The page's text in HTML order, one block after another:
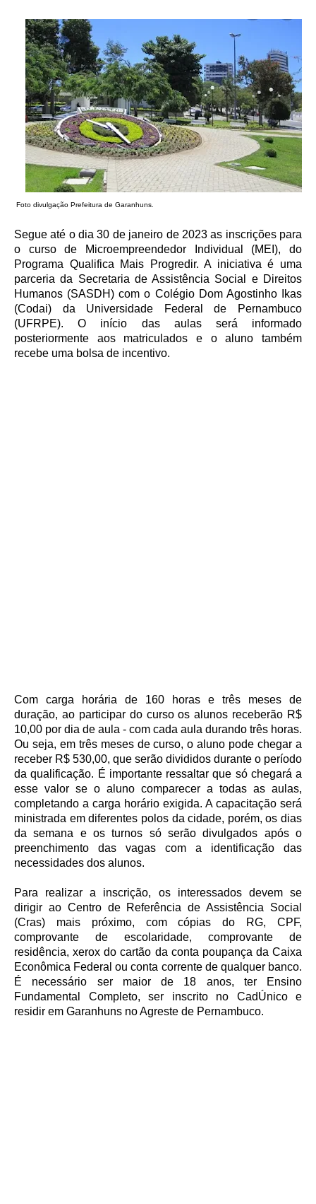
Foto divulgação Prefeitura de Garanhuns.
Segue até o dia 30 de janeiro de 2023 as inscrições para
o curso de Microempreendedor Individual (MEI), do
Programa Qualifica Mais Progredir. A iniciativa é uma
parceria da Secretaria de Assistência Social e Direitos
Humanos (SASDH) com o Colégio Dom Agostinho Ikas
(Codai) da Universidade Federal de Pernambuco
(UFRPE). O início das aulas será informado
posteriormente aos matriculados e o aluno também
recebe uma bolsa de incentivo.
Com carga horária de 160 horas e três meses de
duração, ao participar do curso os alunos receberão R$
10,00 por dia de aula - com cada aula durando três horas.
Ou seja, em três meses de curso, o aluno pode chegar a
receber R$ 530,00, que serão divididos durante o período
da qualificação. É importante ressaltar que só chegará a
esse valor se o aluno comparecer a todas as aulas,
completando a carga horário exigida. A capacitação será
ministrada em diferentes polos da cidade, porém, os dias
da semana e os turnos só serão divulgados após o
preenchimento das vagas com a identificação das
necessidades dos alunos.
Para realizar a inscrição, os interessados devem se
dirigir ao Centro de Referência de Assistência Social
(Cras) mais próximo, com cópias do RG, CPF,
comprovante de escolaridade, comprovante de
residência, xerox do cartão da conta poupança da Caixa
Econômica Federal ou conta corrente de qualquer banco.
É necessário ser maior de 18 anos, ter Ensino
Fundamental Completo, ser inscrito no CadÚnico e
residir em Garanhuns no Agreste de Pernambuco.